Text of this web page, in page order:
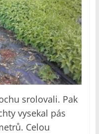
srolovali. Pak
vysekal pás
Celou